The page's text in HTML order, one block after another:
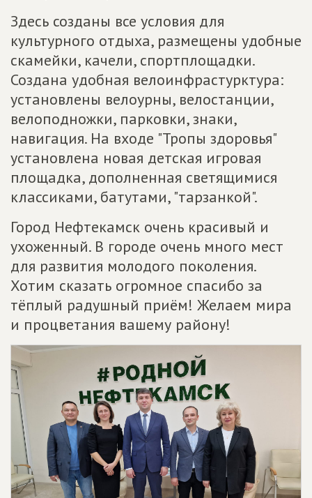
Здесь созданы все условия для
культурного отдыха, размещены удобные
скамейки, качели, спортплощадки.
Создана удобная велоинфрастурктура:
установлены велоурны, велостанции,
велоподножки, парковки, знаки,
навигация. На входе "Тропы здоровья"
установлена новая детская игровая
площадка, дополненная светящимися
классиками, батутами, "тарзанкой".
Город Нефтекамск очень красивый и
ухоженный. В городе очень много мест
для развития молодого поколения.
Хотим сказать огромное спасибо за
тёплый радушный приём! Желаем мира
и процветания вашему району!